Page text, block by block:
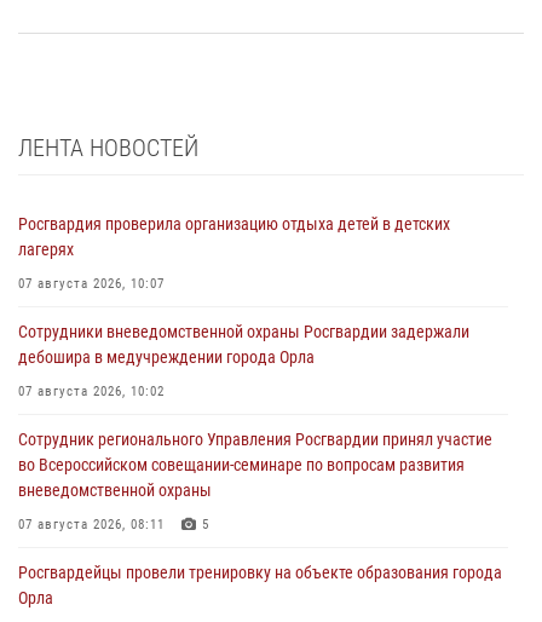
ЛЕНТА НОВОСТЕЙ
Росгвардия проверила организацию отдыха детей в детских
лагерях
07 августа 2026, 10:07
Сотрудники вневедомственной охраны Росгвардии задержали
дебошира в медучреждении города Орла
07 августа 2026, 10:02
Сотрудник регионального Управления Росгвардии принял участие
во Всероссийском совещании-семинаре по вопросам развития
вневедомственной охраны
07 августа 2026, 08:11 5
Росгвардейцы провели тренировку на объекте образования города
Орла